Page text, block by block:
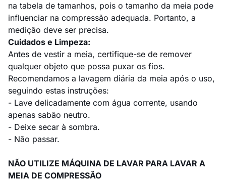
na tabela de tamanhos, pois o tamanho da meia pode
influenciar na compressão adequada. Portanto, a
medição deve ser precisa.
Cuidados e Limpeza:
Antes de vestir a meia, certifique-se de remover
qualquer objeto que possa puxar os fios.
Recomendamos a lavagem diária da meia após o uso,
seguindo estas instruções:
- Lave delicadamente com água corrente, usando
apenas sabão neutro.
- Deixe secar à sombra.
- Não passar.
NÃO UTILIZE MÁQUINA DE LAVAR PARA LAVAR A
MEIA DE COMPRESSÃO